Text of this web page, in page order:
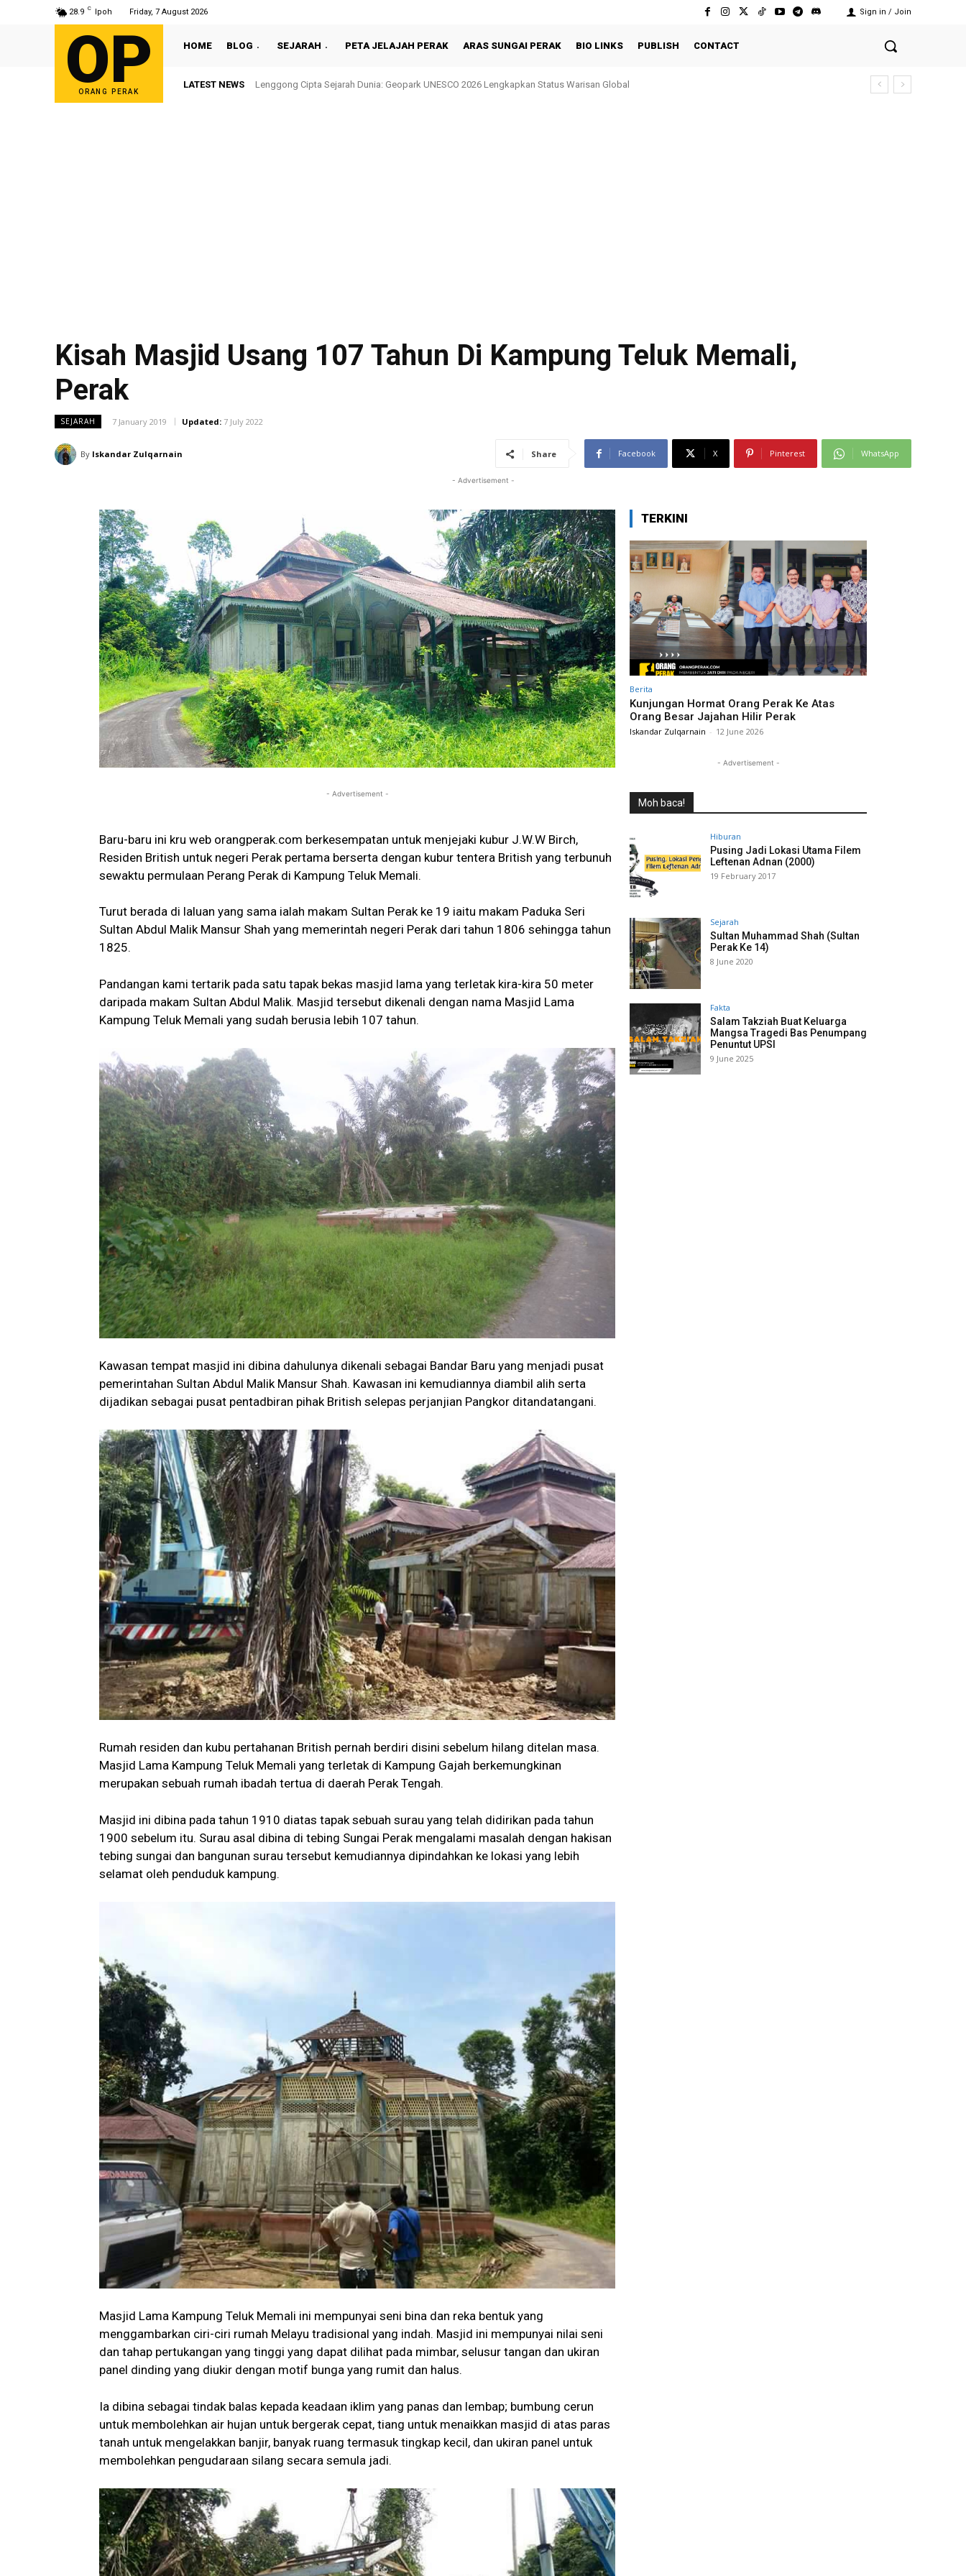
28.9 C Ipoh Friday, 7 August 2026 Sign in / Join
OP
ORANG PERAK
HOME BLOG SEJARAH PETA JELAJAH PERAK ARAS SUNGAI PERAK BIO LINKS PUBLISH CONTACT
LATEST NEWS Sultan Nazrin Shah Berbuka Puasa Bersama Rakyat di Behrang Stesen
Kisah Masjid Usang 107 Tahun Di Kampung Teluk Memali,
Perak
SEJARAH 7 January 2019 Updated: 7 July 2022
By Iskandar Zulqarnain Share Facebook X Pinterest WhatsApp
- Advertisement -
- Advertisement -
Baru-baru ini kru web orangperak.com berkesempatan untuk menjejaki kubur J.W.W Birch,
Residen British untuk negeri Perak pertama berserta dengan kubur tentera British yang terbunuh
sewaktu permulaan Perang Perak di Kampung Teluk Memali.
Turut berada di laluan yang sama ialah makam Sultan Perak ke 19 iaitu makam Paduka Seri
Sultan Abdul Malik Mansur Shah yang memerintah negeri Perak dari tahun 1806 sehingga tahun
1825.
Pandangan kami tertarik pada satu tapak bekas masjid lama yang terletak kira-kira 50 meter
daripada makam Sultan Abdul Malik. Masjid tersebut dikenali dengan nama Masjid Lama
Kampung Teluk Memali yang sudah berusia lebih 107 tahun.
Kawasan tempat masjid ini dibina dahulunya dikenali sebagai Bandar Baru yang menjadi pusat
pemerintahan Sultan Abdul Malik Mansur Shah. Kawasan ini kemudiannya diambil alih serta
dijadikan sebagai pusat pentadbiran pihak British selepas perjanjian Pangkor ditandatangani.
Rumah residen dan kubu pertahanan British pernah berdiri disini sebelum hilang ditelan masa.
Masjid Lama Kampung Teluk Memali yang terletak di Kampung Gajah berkemungkinan
merupakan sebuah rumah ibadah tertua di daerah Perak Tengah.
Masjid ini dibina pada tahun 1910 diatas tapak sebuah surau yang telah didirikan pada tahun
1900 sebelum itu. Surau asal dibina di tebing Sungai Perak mengalami masalah dengan hakisan
tebing sungai dan bangunan surau tersebut kemudiannya dipindahkan ke lokasi yang lebih
selamat oleh penduduk kampung.
Masjid Lama Kampung Teluk Memali ini mempunyai seni bina dan reka bentuk yang
menggambarkan ciri-ciri rumah Melayu tradisional yang indah. Masjid ini mempunyai nilai seni
dan tahap pertukangan yang tinggi yang dapat dilihat pada mimbar, selusur tangan dan ukiran
panel dinding yang diukir dengan motif bunga yang rumit dan halus.
Ia dibina sebagai tindak balas kepada keadaan iklim yang panas dan lembap; bumbung cerun
untuk membolehkan air hujan untuk bergerak cepat, tiang untuk menaikkan masjid di atas paras
tanah untuk mengelakkan banjir, banyak ruang termasuk tingkap kecil, dan ukiran panel untuk
membolehkan pengudaraan silang secara semula jadi.
TERKINI
Berita
Kunjungan Hormat Orang Perak Ke Atas
Orang Besar Jajahan Hilir Perak
Iskandar Zulqarnain - 12 June 2026
- Advertisement -
Moh baca!
Hiburan
Pusing Jadi Lokasi Utama Filem
Leftenan Adnan (2000)
19 February 2017
Sejarah
Sultan Muhammad Shah (Sultan
Perak Ke 14)
8 June 2020
Fakta
Salam Takziah Buat Keluarga
Mangsa Tragedi Bas Penumpang
Penuntut UPSI
9 June 2025